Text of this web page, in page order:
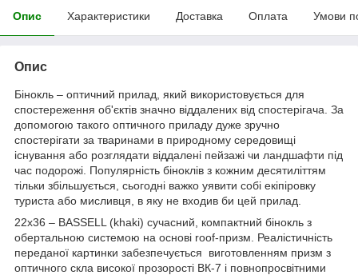
Опис Характеристики Доставка Оплата Умови
Опис
Бінокль – оптичний прилад, який використовується для
спостереження об'єктів значно віддалених від спостерігача. За
допомогою такого оптичного приладу дуже зручно
спостерігати за тваринами в природному середовищі
існування або розглядати віддалені пейзажі чи ландшафти під
час подорожі. Популярність біноклів з кожним десятиліттям
тільки збільшується, сьогодні важко уявити собі екіпіровку
туриста або мисливця, в яку не входив би цей прилад.
22x36 – BASSELL (khaki) сучасний, компактний бінокль з
обертальною системою на основі roof-призм. Реалістичність
переданої картинки забезпечується виготовленням призм з
оптичного скла високої прозорості ВК-7 і повнопросвітними